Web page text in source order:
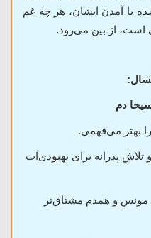
با آمدن ایشان، هر چه غم
است، از بین می‌رود.
دم
بهتر می‌فهمی.
تلاش پدرانه برای بهبودی‌اَت
مونس و همدم مشتاق‌‌تر